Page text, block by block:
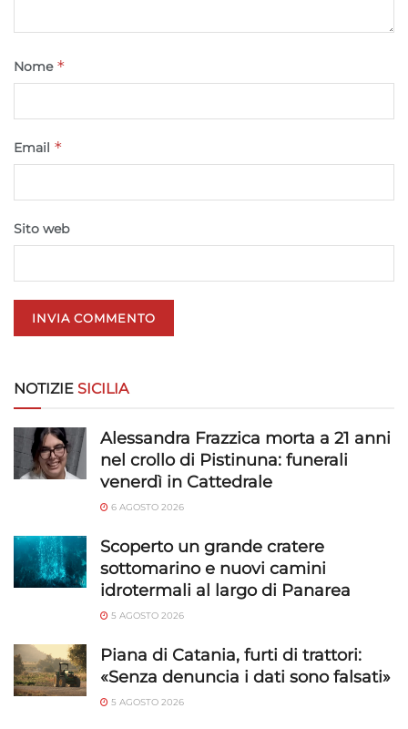
Garantire la sicurezza, prevenire e
rilevare frodi, correggere errori, Erogare
Salvare e comunicare le scelte sulla
privacy.
Nome *
Email *
Sito web
NOTIZIE SICILIA
Alessandra Frazzica morta a 21 anni
nel crollo di Pistinuna: funerali
venerdì in Cattedrale
6 AGOSTO 2026
Scoperto un grande cratere
sottomarino e nuovi camini
idrotermali al largo di Panarea
5 AGOSTO 2026
Piana di Catania, furti di trattori:
«Senza denuncia i dati sono falsati»
5 AGOSTO 2026